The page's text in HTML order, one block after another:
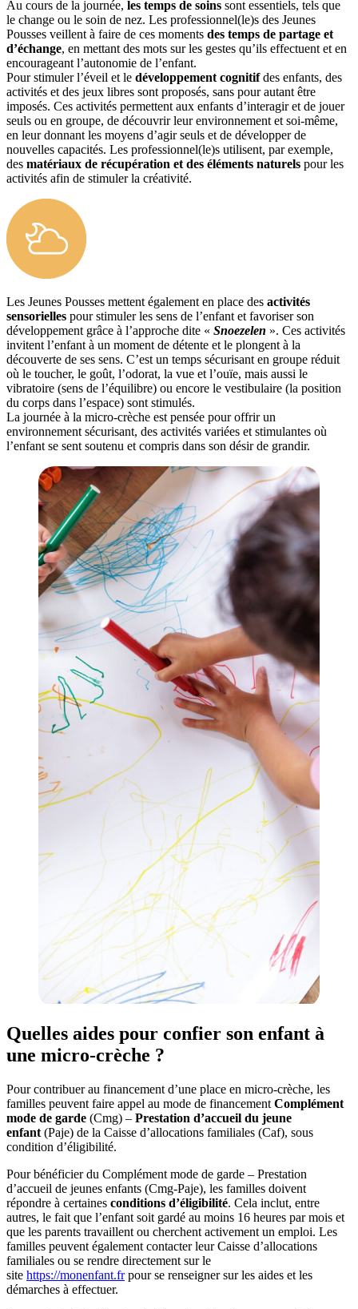
Au cours de la journée, les temps de soins sont essentiels, tels que
le change ou le soin de nez. Les professionnel(le)s des Jeunes
Pousses veillent à faire de ces moments des temps de partage et
d’échange, en mettant des mots sur les gestes qu’ils effectuent et en
encourageant l’autonomie de l’enfant.
Pour stimuler l’éveil et le développement cognitifdes enfants, des
activités et des jeux libres sont proposés, sans pour autant être
imposés. Ces activités permettent aux enfants d’interagir et de jouer
seuls ou en groupe, de découvrir leur environnement et soi-même,
en leur donnant les moyens d’agir seuls et de développer de
nouvelles capacités. Les professionnel(le)s utilisent, par exemple,
des matériaux de récupération et des éléments naturels pour les
activités afin de stimuler la créativité.
Les Jeunes Pousses mettent également en place des activités
sensorielles pour stimuler les sens de l’enfant et favoriser son
développement grâce à l’approche dite « Snoezelen ». Ces activités
invitent l’enfant à un moment de détente et le plongent à la
découverte de ses sens. C’est un temps sécurisant en groupe réduit
où le toucher, le goût, l’odorat, la vue et l’ouïe, mais aussi le
vibratoire (sens de l’équilibre) ou encore le vestibulaire (la position
du corps dans l’espace) sont stimulés.
La journée à la micro-crèche est pensée pour offrir un
environnement sécurisant, des activités variées et stimulantes où
l’enfant se sent soutenu et compris dans son désir de grandir.
Quelles aides pour confier son enfant à
une micro-crèche ?
Pour contribuer au financement d’une place en micro-crèche, les
familles peuvent faire appel au mode de financement Complément
mode de garde (Cmg) – Prestation d’accueil du jeune
enfant (Paje) de la Caisse d’allocations familiales (Caf), sous
condition d’éligibilité.
Pour bénéficier du Complément mode de garde – Prestation
d’accueil de jeunes enfants (Cmg-Paje), les familles doivent
répondre à certaines conditions d’éligibilité. Cela inclut, entre
autres, le fait que l’enfant soit gardé au moins 16 heures par mois et
que les parents travaillent ou cherchent activement un emploi. Les
familles peuvent également contacter leur Caisse d’allocations
familiales ou se rendre directement sur le
site https://monenfant.frpour se renseigner sur les aides et les
démarches à effectuer.